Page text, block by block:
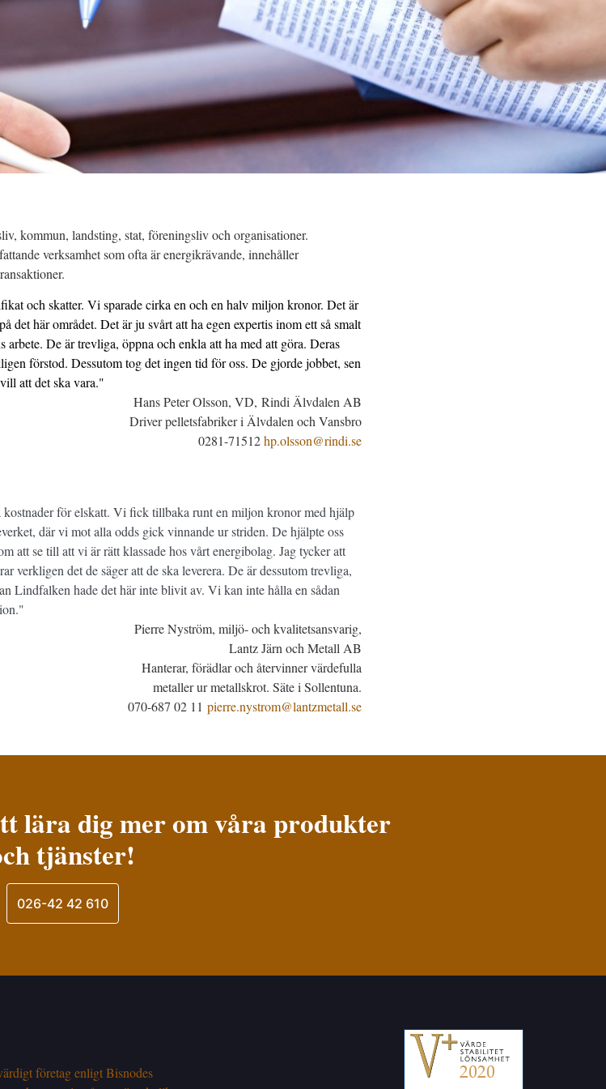
kommun, landsting, stat, föreningsliv och organisationer.
verksamhet som ofta är energikrävande, innehåller
och skatter. Vi sparade cirka en och en halv miljon kronor. Det är
det här området. Det är ju svårt att ha egen expertis inom ett så smalt
De är trevliga, öppna och enkla att ha med att göra. Deras
förstod. Dessutom tog det ingen tid för oss. De gjorde jobbet, sen
att det ska vara."
Hans Peter Olsson, VD, Rindi Älvdalen AB
Driver pelletsfabriker i Älvdalen och Vansbro
0281-71512hp.olsson@rindi.se
för elskatt. Vi fick tillbaka runt en miljon kronor med hjälp
där vi mot alla odds gick vinnande ur striden. De hjälpte oss
att se till att vi är rätt klassade hos vårt energibolag. Jag tycker att
verkligen det de säger att de ska leverera. De är dessutom trevliga,
Lindfalken hade det här inte blivit av. Vi kan inte hålla en sådan
Pierre Nyström, miljö- och kvalitetsansvarig,
Lantz Järn och Metall AB
Hanterar, förädlar och återvinner värdefulla
metaller ur metallskrot. Säte i Sollentuna.
070-687 02 11 pierre.nystrom@lantzmetall.se
lära dig mer om våra produkter
tjänster!
026-42 42 610